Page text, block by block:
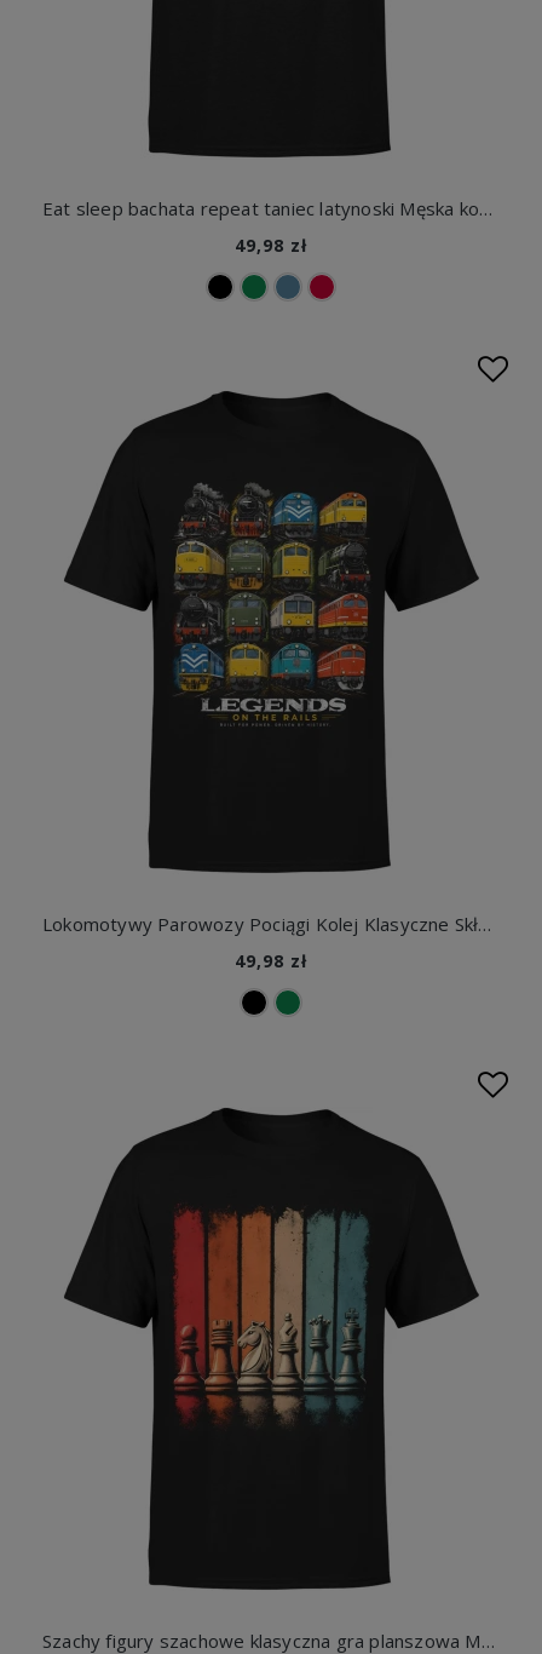
Eat sleep bachata repeat taniec latynoski Męska koszulka
49,98 zł
Lokomotywy Parowozy Pociągi Kolej Klasyczne Składy Męska koszulka
49,98 zł
Szachy figury szachowe klasyczna gra planszowa Męska koszulka